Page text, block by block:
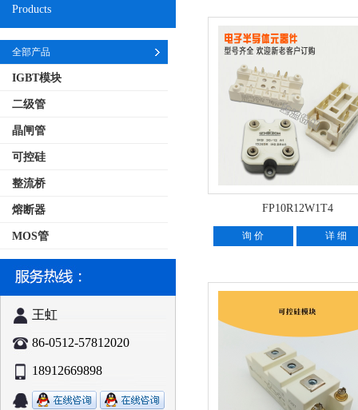
Products
全部产品
IGBT模块
二级管
晶闸管
可控硅
整流桥
熔断器
MOS管
王虹
86-0512-57812020
18912669898
FP10R12W1T4
询 价 详 细